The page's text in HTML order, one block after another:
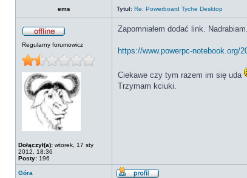
ems Tytuł: Re: Powerboard Tyche Desktop
Regularny forumowicz
Dołączył(a): wtorek, 17 sty
2012, 18:36
Posty: 196
Zapomniałem dodać link. Nadrabiam.
https://www.powerpc-notebook.org/
Ciekawe czy tym razem im się uda
Trzymam kciuki.
Góra